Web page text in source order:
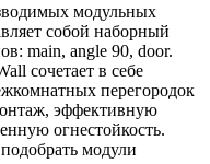
модульных
собой наборный
main, angle 90, door.
сочетает в себе
перегородок
эффективную
огнестойкость.
модули